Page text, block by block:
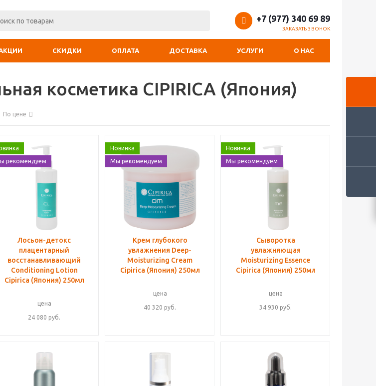
+7 (977) 340 69 89
ЗАКАЗАТЬ ЗВОНОК
СКИДКИ ОПЛАТА ДОСТАВКА УСЛУГИ О НАС
косметика CIPIRICA (Япония)
По цене
рекомендуем
Лосьон-детокс
плацентарный
восстанавливающий
Conditioning Lotion
Cipirica (Япония) 250мл
цена
24 080 руб.
Новинка
Мы рекомендуем
Крем глубокого
увлажнения Deep-
Moisturizing Cream
Cipirica (Япония) 250мл
цена
40 320 руб.
Новинка
Мы рекомендуем
Сыворотка
увлажняющая
Moisturizing Essence
Cipirica (Япония) 250мл
цена
34 930 руб.